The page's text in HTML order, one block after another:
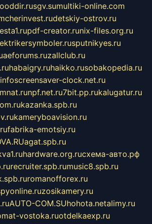
sgv.sumultiki-online.com
cherinvest.rudetskiy-ostrov.ru
pdf-creator.runix-files.org.ru
sputnikyes.ru
aeforums.ruzallclub.ru
habaigry.ruhaikko.rusobakopedia.ru
screensaver-clock.net.ru
npf.net.ru7bit.pp.rukalugatur.ru
kazanka.spb.ru
kameryboavision.ru
fabrika-emotsiy.ru
agat.spb.ru
hardware.org.ruсхема-авто.рф
recruiter.spb.rumusic8.spb.ru
romanofforex.ru
zosikamery.ru
AUTO-COM.SUhohota.netalimy.ru
vostoka.ruotdelkaexp.ru